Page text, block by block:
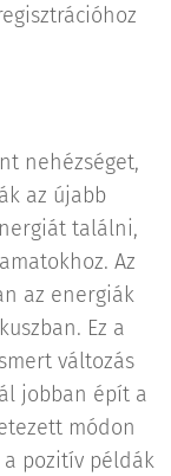
nehézséget,
az újabb
találni,
Az
az energiák
Ez a
változás
jobban épít a
módon
pozitív példák